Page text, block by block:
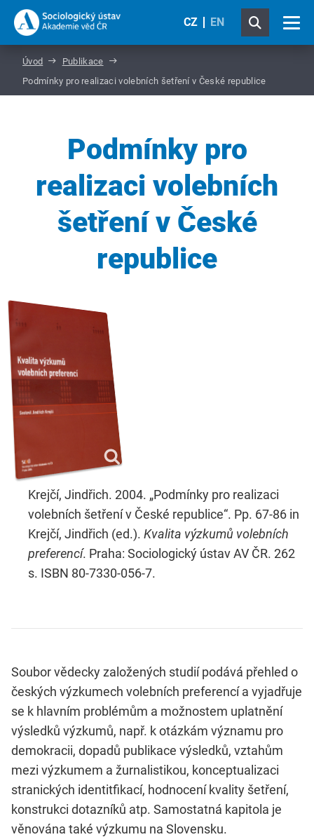
CZ EN
Úvod
Publikace
Podmínky pro realizaci volebních šetření v České republice
Podmínky pro
realizaci volebních
šetření v České
republice
Krejčí, Jindřich. 2004. „Podmínky pro realizaci
volebních šetření v České republice“. Pp. 67-86 in
Krejčí, Jindřich (ed.). Kvalita výzkumů volebních
preferencí. Praha: Sociologický ústav AV ČR. 262
s. ISBN 80-7330-056-7.
Soubor vědecky založených studií podává přehled o
českých výzkumech volebních preferencí a vyjadřuje
se k hlavním problémům a možnostem uplatnění
výsledků výzkumů, např. k otázkám významu pro
demokracii, dopadů publikace výsledků, vztahům
mezi výzkumem a žurnalistikou, konceptualizaci
stranických identitfikací, hodnocení kvality šetření,
konstrukci dotazníků atp. Samostatná kapitola je
věnována také výzkumu na Slovensku.